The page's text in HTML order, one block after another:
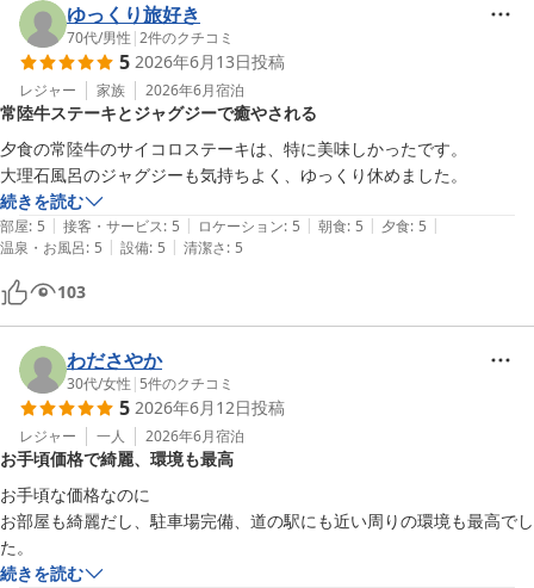
ゆっくり旅好き
70代/男性 |2件のクチコミ
5 2026年6月13日投稿
レジャー 家族 2026年6月宿泊
常陸牛ステーキとジャグジーで癒やされる
夕食の常陸牛のサイコロステーキは、特に美味しかったです。
大理石風呂のジャグジーも気持ちよく、ゆっくり休めました。
続きを読む
部屋: 5 | 接客・サービス: 5 | ロケーション: 5 | 朝食: 5 | 夕食: 5 |
温泉・お風呂: 5 | 設備: 5 | 清潔さ: 5
103
わださやか
30代/女性 | 5件のクチコミ
5 2026年6月12日投稿
レジャー 一人 2026年6月宿泊
お手頃価格で綺麗、環境も最高
お手頃な価格なのに
お部屋も綺麗だし、駐車場完備、道の駅にも近い周りの環境も最高でし
た。
続きを読む